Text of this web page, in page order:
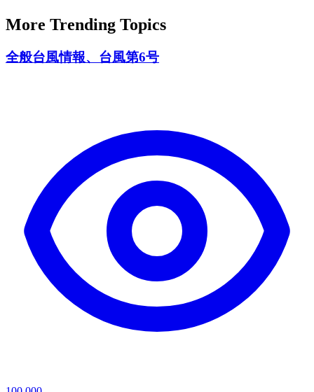
More Trending Topics
全般台風情報、台風第6号